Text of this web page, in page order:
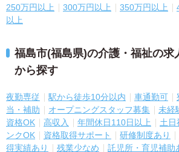
250万円以上 300万円以上 350万円以上
以上
福島市(福島県)の介護・福祉の求
から探す
夜勤専従 駅から徒歩10分以内 車通勤可
当・補助
オープニングスタッフ募集 未経
資格OK
高収入 年間休日110日以上 土日
ンクOK
資格取得サポート 研修制度あり
得実績あり
残業少なめ 託児所・育児補助